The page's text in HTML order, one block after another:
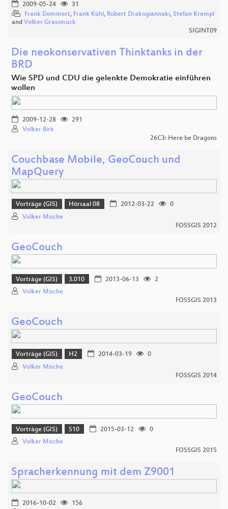
2009-05-24
31
Frank Dommert, Frank Kühl, Robert Drakogiannaki, Stefan Krempl
and Volker Grassmuck
SIGINT09
Die neokonservativen Thinktanks in der
BRD
Wie SPD und CDU die gelenkte Demokratie einführen
wollen
2009-12-28
291
Volker Birk
26C3: Here be Dragons
Couchbase Mobile, GeoCouch und
MapQuery
Vorträge (GIS) Hörsaal 08 2012-03-22
0
Volker Mische
FOSSGIS 2012
GeoCouch
Vorträge (GIS) 3.010 2013-06-13
2
Volker Mische
FOSSGIS 2013
GeoCouch
Vorträge (GIS) H2 2014-03-19
0
Volker Mische
FOSSGIS 2014
GeoCouch
Vorträge (GIS) S10 2015-03-12
0
Volker Mische
FOSSGIS 2015
Spracherkennung mit dem Z9001
2016-10-02 156